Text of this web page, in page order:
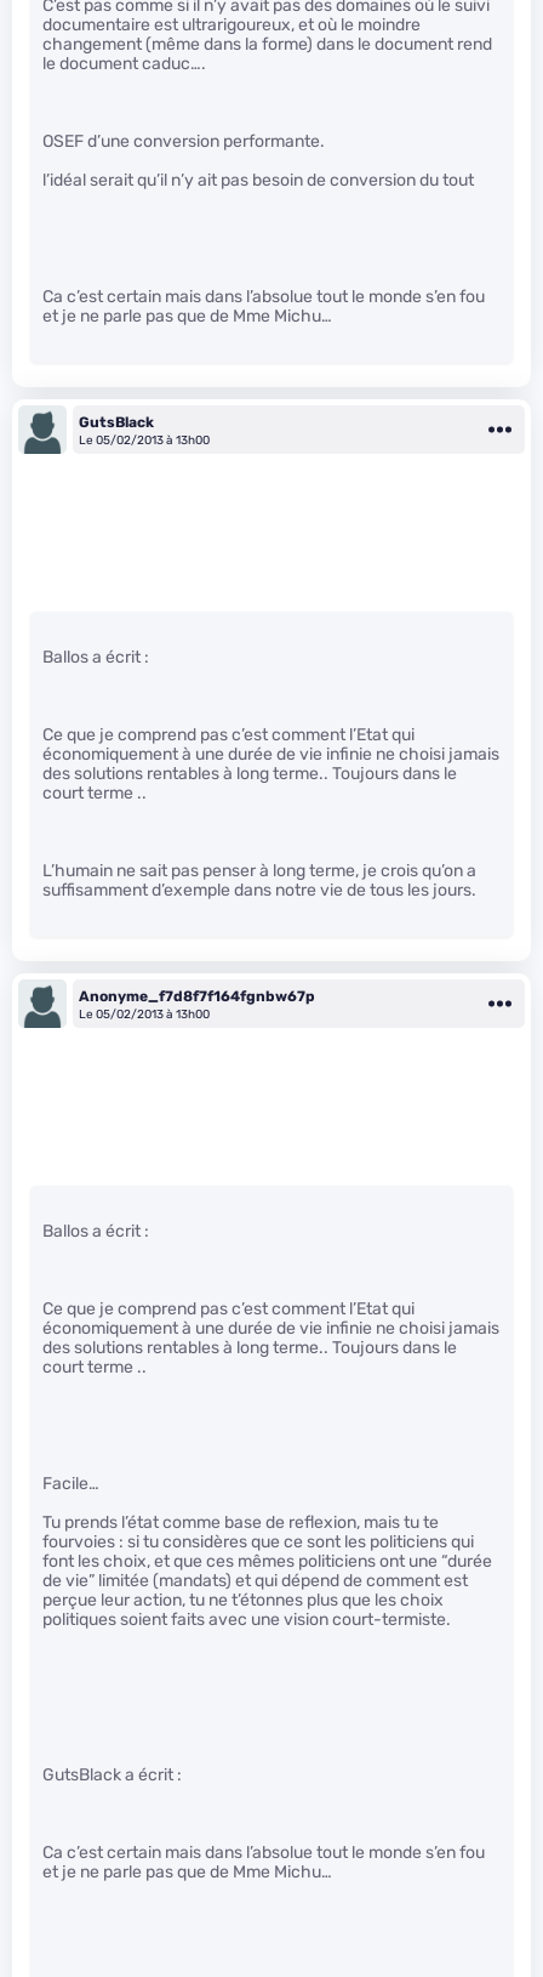
C’est pas comme si il n’y avait pas des domaines où le suivi
documentaire est ultrarigoureux, et où le moindre
changement (même dans la forme) dans le document rend
le document caduc….
OSEF d’une conversion performante.
l’idéal serait qu’il n’y ait pas besoin de conversion du tout
Ca c’est certain mais dans l’absolue tout le monde s’en fou
et je ne parle pas que de Mme Michu…
GutsBlack
Le 05/02/2013 à 13h00
Ballos a écrit :
Ce que je comprend pas c’est comment l’Etat qui
économiquement à une durée de vie infinie ne choisi jamais
des solutions rentables à long terme.. Toujours dans le
court terme ..
L’humain ne sait pas penser à long terme, je crois qu’on a
suffisamment d’exemple dans notre vie de tous les jours.
Anonyme_f7d8f7f164fgnbw67p
Le 05/02/2013 à 13h00
Ballos a écrit :
Ce que je comprend pas c’est comment l’Etat qui
économiquement à une durée de vie infinie ne choisi jamais
des solutions rentables à long terme.. Toujours dans le
court terme ..
Facile…
Tu prends l’état comme base de reflexion, mais tu te
fourvoies : si tu considères que ce sont les politiciens qui
font les choix, et que ces mêmes politiciens ont une “durée
de vie” limitée (mandats) et qui dépend de comment est
perçue leur action, tu ne t’étonnes plus que les choix
politiques soient faits avec une vision court-termiste.
GutsBlack a écrit :
Ca c’est certain mais dans l’absolue tout le monde s’en fou
et je ne parle pas que de Mme Michu…